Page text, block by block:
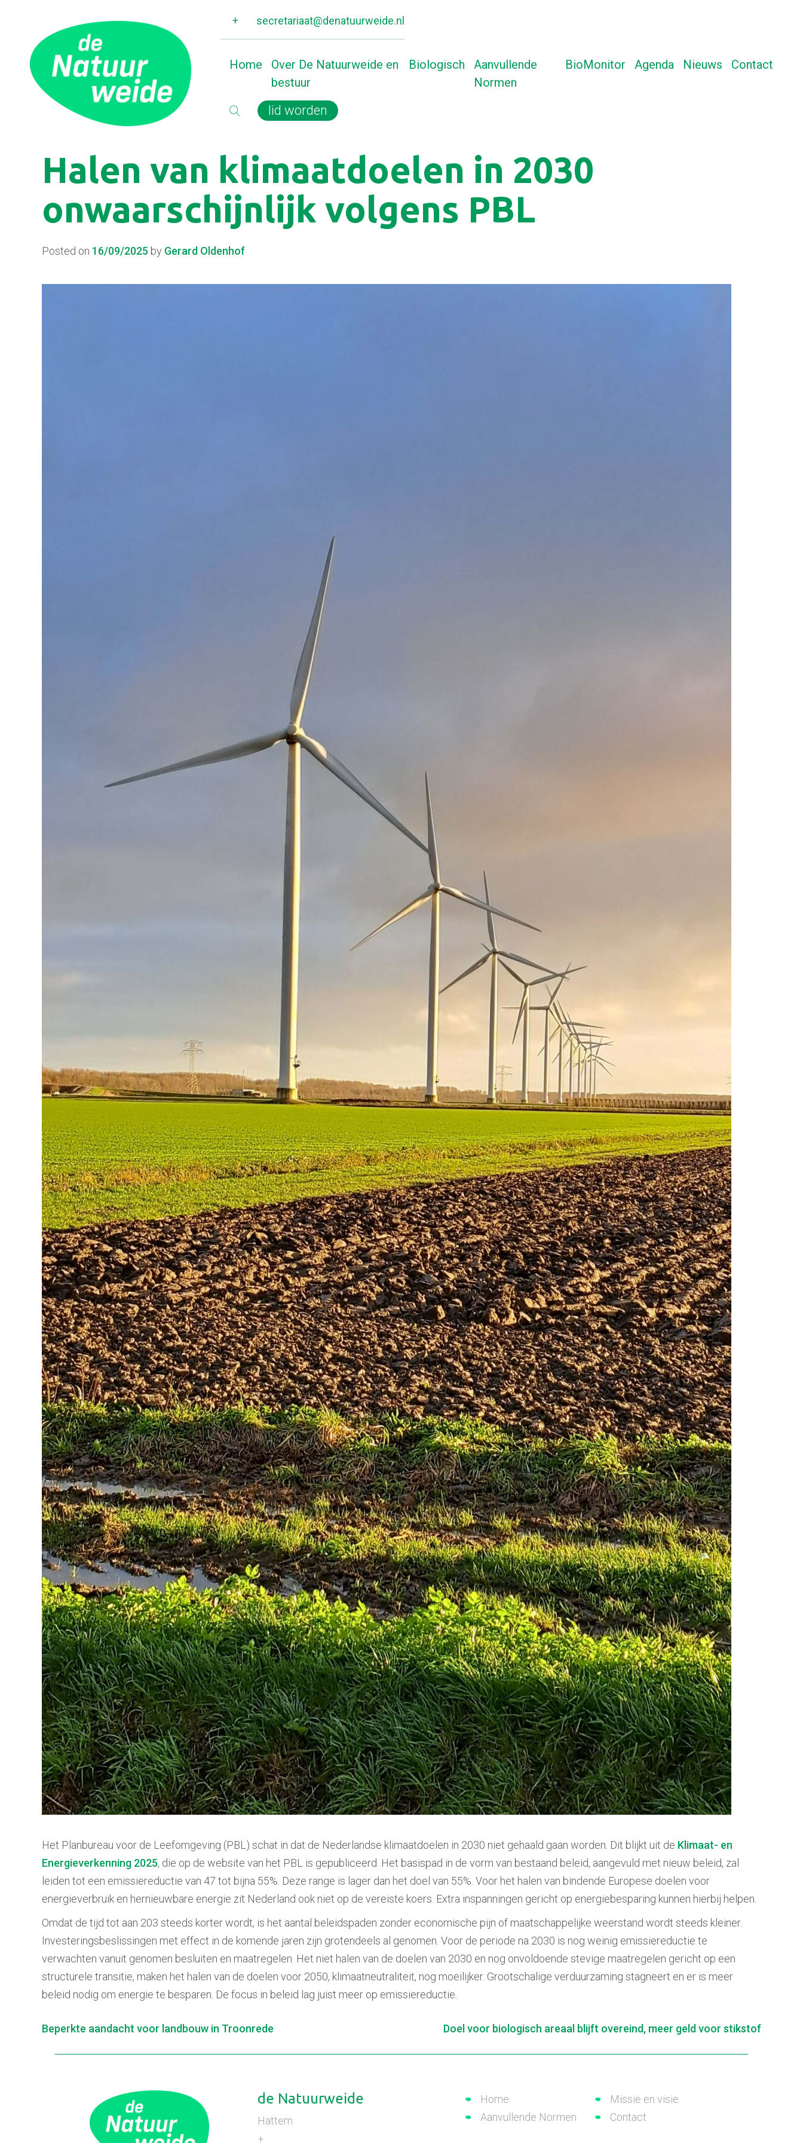
+ secretariaat@denatuurweide.nl
Home
Over De Natuurweide en
bestuur
Biologisch
Aanvullende
Normen
BioMonitor Agenda Nieuws Contact
lid worden
Halen van klimaatdoelen in 2030
onwaarschijnlijk volgens PBL
Posted on 16/09/2025 by Gerard Oldenhof
Het Planbureau voor de Leefomgeving (PBL) schat in dat de Nederlandse klimaatdoelen in 2030 niet gehaald gaan worden. Dit blijkt uit de Klimaat- en
Energieverkenning 2025, die op de website van het PBL is gepubliceerd. Het basispad in de vorm van bestaand beleid, aangevuld met nieuw beleid, zal
leiden tot een emissiereductie van 47 tot bijna 55%. Deze range is lager dan het doel van 55%. Voor het halen van bindende Europese doelen voor
energieverbruik en hernieuwbare energie zit Nederland ook niet op de vereiste koers. Extra inspanningen gericht op energiebesparing kunnen hierbij helpen.
Omdat de tijd tot aan 203 steeds korter wordt, is het aantal beleidspaden zonder economische pijn of maatschappelijke weerstand wordt steeds kleiner.
Investeringsbeslissingen met effect in de komende jaren zijn grotendeels al genomen. Voor de periode na 2030 is nog weinig emissiereductie te
verwachten vanuit genomen besluiten en maatregelen. Het niet halen van de doelen van 2030 en nog onvoldoende stevige maatregelen gericht op een
structurele transitie, maken het halen van de doelen voor 2050, klimaatneutraliteit, nog moeilijker. Grootschalige verduurzaming stagneert en er is meer
beleid nodig om energie te besparen. De focus in beleid lag juist meer op emissiereductie.
Berichtnavigatie
Beperkte aandacht voor landbouw in Troonrede Doel voor biologisch areaal blijft overeind, meer geld voor stikstof
de Natuurweide
Hattem
+
Home
Missie en visie
Aanvullende Normen
Contact